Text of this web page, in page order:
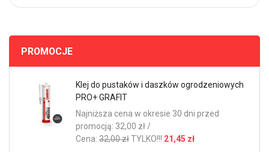
PROMOCJE
Klej do pustaków i daszków ogrodzeniowych
PRO+ GRAFIT
Najniższa cena w okresie 30 dni przed
promocją: 32,00 zł /
Cena: 32,00 złTYLKO!!! 21,45 zł